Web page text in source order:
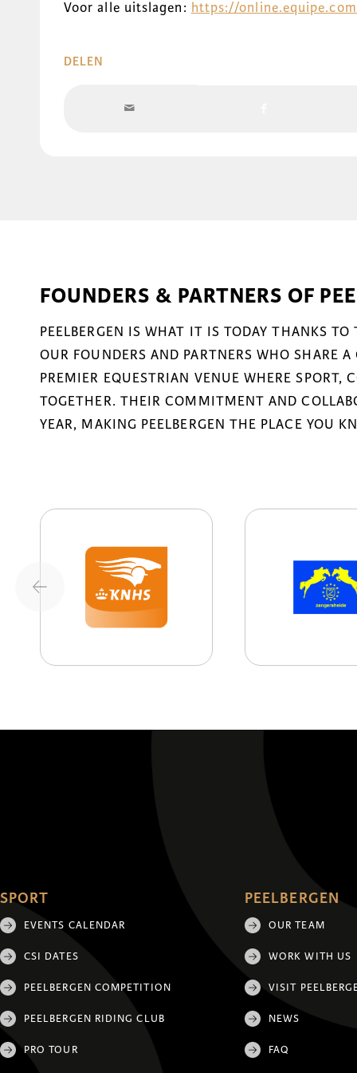
Voor alle uitslagen: https://
DELEN
FOUNDERS & PARTNERS OF
PEELBERGEN IS WHAT IT IS TODAY THANKS
OUR FOUNDERS AND PARTNERS WHO SHARE
PREMIER EQUESTRIAN VENUE WHERE SPORT,
TOGETHER. THEIR COMMITMENT AND
YEAR, MAKING PEELBERGEN THE PLACE YOU
SPORT
EVENTS CALENDAR
CSI DATES
PEELBERGEN COMPETITION
PEELBERGEN RIDING CLUB
PRO TOUR
PEELBERGEN
OUR TEAM
WORK WITH US
VISIT
NEWS
FAQ